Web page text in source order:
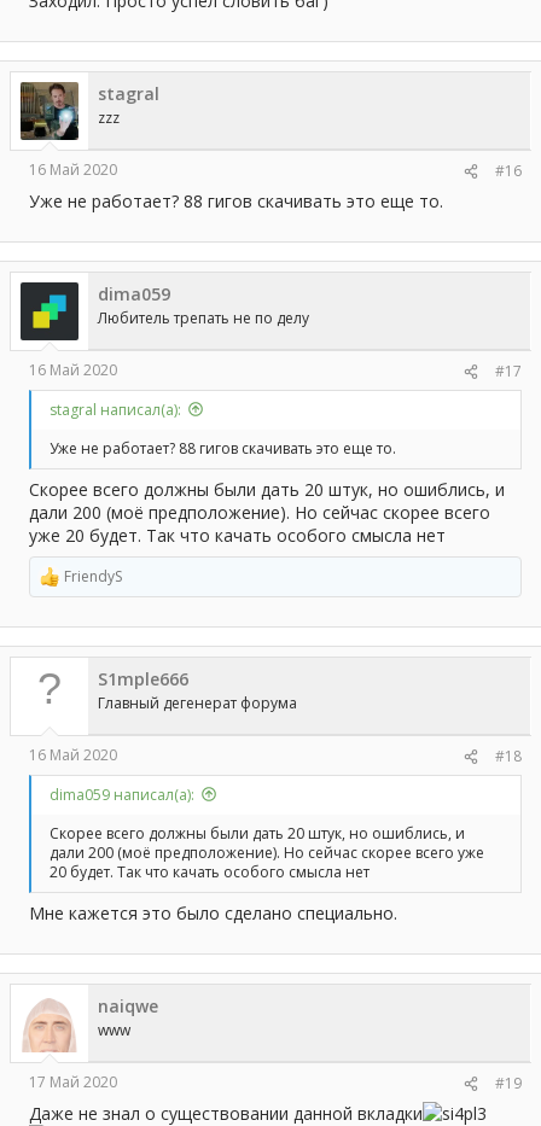
stagral
zzz
16 Май 2020 #16
Уже не работает? 88 гигов скачивать это еще то.
dima059
Любитель трепать не по делу
16 Май 2020
#17
stagral написал(а):
Уже не работает? 88 гигов скачивать это еще то.
Скорее всего должны были дать 20 штук, но ошиблись, и
дали 200 (моё предположение). Но сейчас скорее всего
уже 20 будет. Так что качать особого смысла нет
Р
е
а
к
ц
и
и
FriendyS
S1mple666
Главный дегенерат форума
16 Май 2020
#18
dima059 написал(а):
Скорее всего должны были дать 20 штук, но ошиблись, и
дали 200 (моё предположение). Но сейчас скорее всего уже
20 будет. Так что качать особого смысла нет
Мне кажется это было сделано специально.
naiqwe
www
17 Май 2020 #19
Даже не знал о существовании данной вкладки